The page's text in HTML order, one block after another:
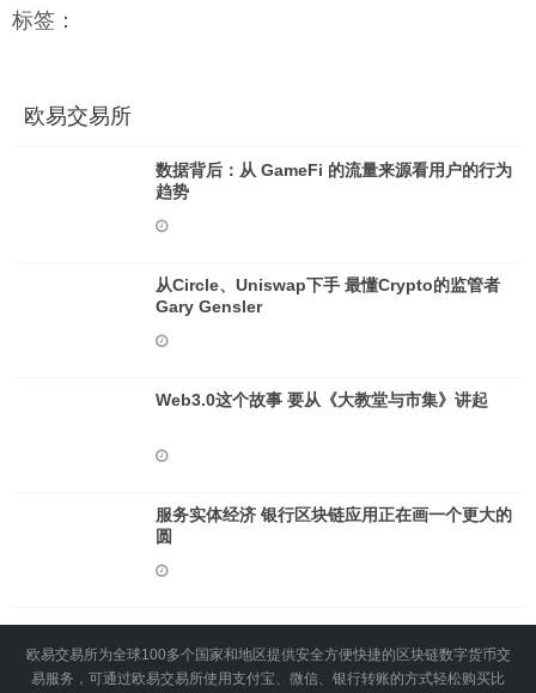
标签：
欧易交易所
数据背后：从 GameFi 的流量来源看用户的行为
趋势
从Circle、Uniswap下手 最懂Crypto的监管者
Gary Gensler
Web3.0这个故事 要从《大教堂与市集》讲起
服务实体经济 银行区块链应用正在画一个更大的
圆
欧易交易所为全球100多个国家和地区提供安全方便快捷的区块链数字货币交
易服务，可通过欧易交易所使用支付宝、微信、银行转账的方式轻松购买比